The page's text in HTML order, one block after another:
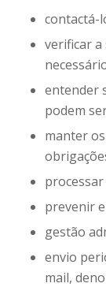
contactá-
verificar a
entender
podem
manter
prevenir
gestão
envio
mail,